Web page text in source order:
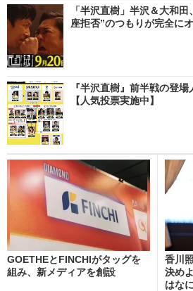
「半沢直樹」半沢＆大和
座拒否”のつもりが完全に
『半沢直樹』前半戦の登
【人気投票実施中】
GOETHEとFINCHIがタッグを
組み、新メディアを創設
香川
決め
はな